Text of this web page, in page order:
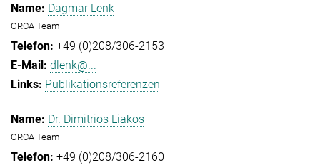
Dagmar Lenk
ORCA Team
+49 (0)208/306-2153
dlenk@...
Publikationsreferenzen
Dr. Dimitrios Liakos
ORCA Team
+49 (0)208/306-2160